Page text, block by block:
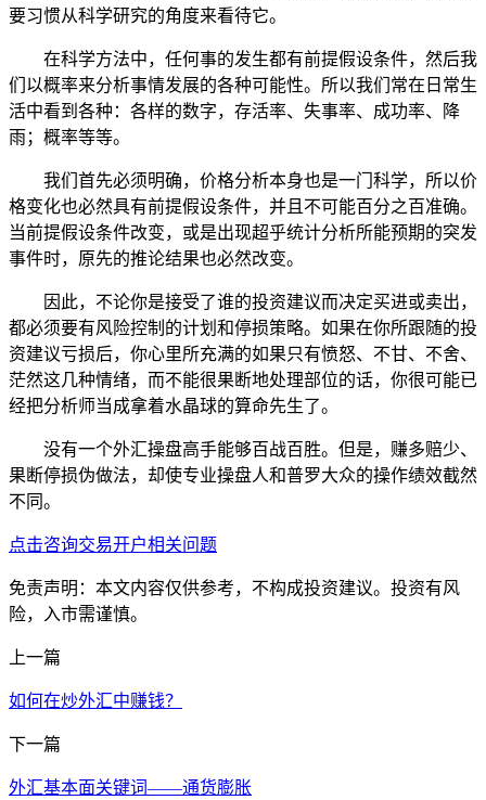
要习惯从科学研究的角度来看待它。
在科学方法中，任何事的发生都有前提假设条件，然后我
们以概率来分析事情发展的各种可能性。所以我们常在日常生
活中看到各种：各样的数字，存活率、失事率、成功率、降
雨；概率等等。
我们首先必须明确，价格分析本身也是一门科学，所以价
格变化也必然具有前提假设条件，并且不可能百分之百准确。
当前提假设条件改变，或是出现超乎统计分析所能预期的突发
事件时，原先的推论结果也必然改变。
因此，不论你是接受了谁的投资建议而决定买进或卖出，
都必须要有风险控制的计划和停损策略。如果在你所跟随的投
资建议亏损后，你心里所充满的如果只有愤怒、不甘、不舍、
茫然这几种情绪，而不能很果断地处理部位的话，你很可能已
经把分析师当成拿着水晶球的算命先生了。
没有一个外汇操盘高手能够百战百胜。但是，赚多赔少、
果断停损伪做法，却使专业操盘人和普罗大众的操作绩效截然
不同。
点击咨询交易开户相关问题
免责声明：本文内容仅供参考，不构成投资建议。投资有风
险，入市需谨慎。
上一篇
如何在炒外汇中赚钱？
下一篇
外汇基本面关键词——通货膨胀